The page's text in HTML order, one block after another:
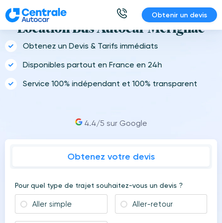
Aller
au
contenu
Obtenir un devis
Location Bus Autocar Mérignac
Obtenez un Devis & Tarifs immédiats
Disponibles partout en France en 24h
Service 100% indépendant et 100% transparent
4.4/5 sur Google
Obtenez votre devis
Pour quel type de trajet souhaitez-vous un devis ?
Aller simple Aller-retour